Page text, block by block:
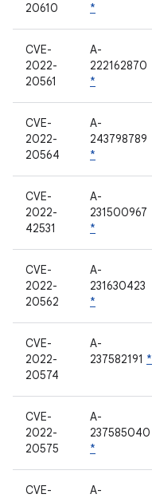
20610
*
CVE-
2022-
20561
A-
222162870
*
CVE-
2022-
20564
A-
243798789
*
CVE-
2022-
42531
A-
231500967
*
CVE-
2022-
20562
A-
231630423
*
CVE-
2022-
20574
A-
237582191 *
CVE-
2022-
20575
A-
237585040
*
CVE-
A-